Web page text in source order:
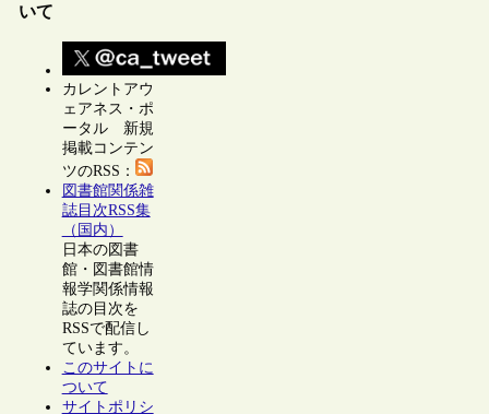
いて
カレントアウ
ェアネス・ポ
ータル 新規
掲載コンテン
ツのRSS：
図書館関係雑
誌目次RSS集
（国内）
日本の図書
館・図書館情
報学関係情報
誌の目次を
RSSで配信し
ています。
このサイトに
ついて
サイトポリシ